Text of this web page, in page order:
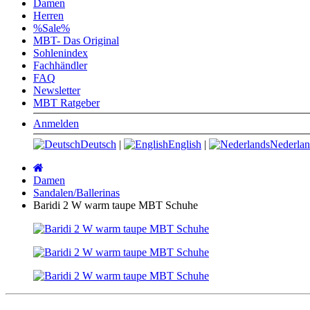
Damen
Herren
%Sale%
MBT- Das Original
Sohlenindex
Fachhändler
FAQ
Newsletter
MBT Ratgeber
Anmelden
Deutsch | English |
Damen
Sandalen/Ballerinas
Baridi 2 W warm taupe MBT Schuhe